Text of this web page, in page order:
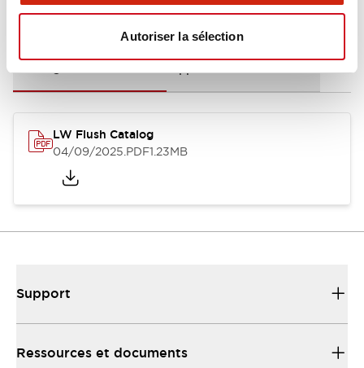
Autoriser la sélection
Documents et fichiers
LW Flush Catalog
04/09/2025.PDF1.23MB
Support
Ressources et documents